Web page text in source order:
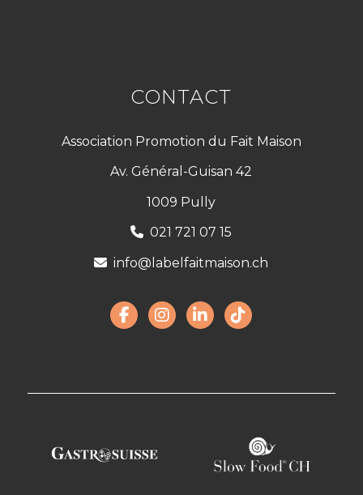
CONTACT
Association Promotion du Fait Maison
Av. Général-Guisan 42
1009 Pully
021 721 07 15
info@labelfaitmaison.ch